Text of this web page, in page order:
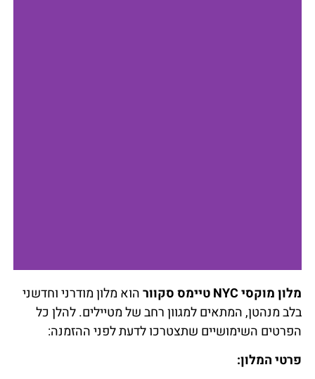
להזמנת חדר
במלון לחצו כאן
מלון מוקסי NYC טיימס סקוור
הוא מלון מודרני וחדשני
בלב מנהטן, המתאים למגוון רחב של מטיילים. להלן כל
הפרטים השימושיים שתצטרכו לדעת לפני ההזמנה:
פרטי המלון: